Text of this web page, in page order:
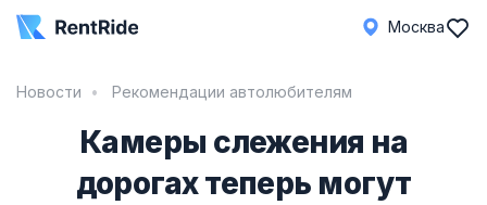
Москва
Новости Рекомендации автолюбителям
Камеры слежения на
дорогах теперь могут